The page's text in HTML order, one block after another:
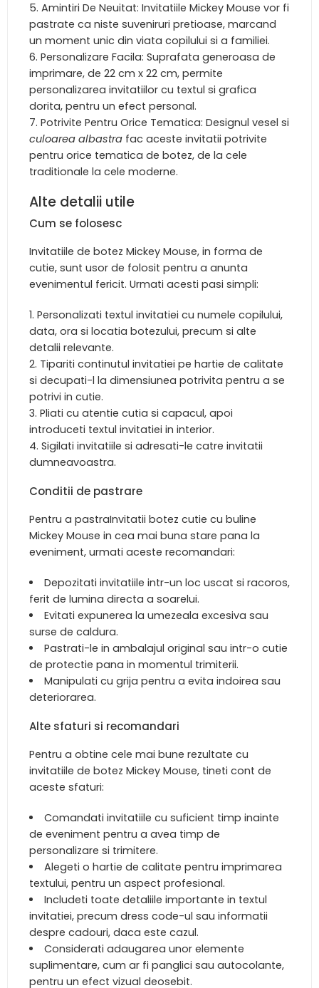
Amintiri De Neuitat: Invitatiile Mickey Mouse vor fi
pastrate ca niste suveniruri pretioase, marcand
un moment unic din viata copilului si a familiei.
Personalizare Facila: Suprafata generoasa de
imprimare, de 22 cm x 22 cm, permite
personalizarea invitatiilor cu textul si grafica
dorita, pentru un efect personal.
Potrivite Pentru Orice Tematica: Designul vesel si
culoarea albastra fac aceste invitatii potrivite
pentru orice tematica de botez, de la cele
traditionale la cele moderne.
Alte detalii utile
Cum se folosesc
Invitatiile de botez Mickey Mouse, in forma de
cutie, sunt usor de folosit pentru a anunta
evenimentul fericit. Urmati acesti pasi simpli:
Personalizati textul invitatiei cu numele copilului,
data, ora si locatia botezului, precum si alte
detalii relevante.
Tipariti continutul invitatiei pe hartie de calitate
si decupati-l la dimensiunea potrivita pentru a se
potrivi in cutie.
Pliati cu atentie cutia si capacul, apoi
introduceti textul invitatiei in interior.
Sigilati invitatiile si adresati-le catre invitatii
dumneavoastra.
Conditii de pastrare
Pentru a pastraInvitatii botez cutie cu buline
Mickey Mouse in cea mai buna stare pana la
eveniment, urmati aceste recomandari:
Depozitati invitatiile intr-un loc uscat si racoros,
ferit de lumina directa a soarelui.
Evitati expunerea la umezeala excesiva sau
surse de caldura.
Pastrati-le in ambalajul original sau intr-o cutie
de protectie pana in momentul trimiterii.
Manipulati cu grija pentru a evita indoirea sau
deteriorarea.
Alte sfaturi si recomandari
Pentru a obtine cele mai bune rezultate cu
invitatiile de botez Mickey Mouse, tineti cont de
aceste sfaturi:
Comandati invitatiile cu suficient timp inainte
de eveniment pentru a avea timp de
personalizare si trimitere.
Alegeti o hartie de calitate pentru imprimarea
textului, pentru un aspect profesional.
Includeti toate detaliile importante in textul
invitatiei, precum dress code-ul sau informatii
despre cadouri, daca este cazul.
Considerati adaugarea unor elemente
suplimentare, cum ar fi panglici sau autocolante,
pentru un efect vizual deosebit.